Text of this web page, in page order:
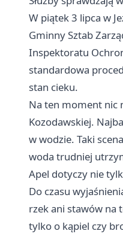
W piątek 3 lipca w
Gminny Sztab
Inspektoratu
standardowa
stan cieku.
Na ten moment nic
Kozodawskiej.
w wodzie. Taki
woda trudniej
Apel dotyczy nie
Do czasu
rzek ani stawów na
tylko o kąpiel czy